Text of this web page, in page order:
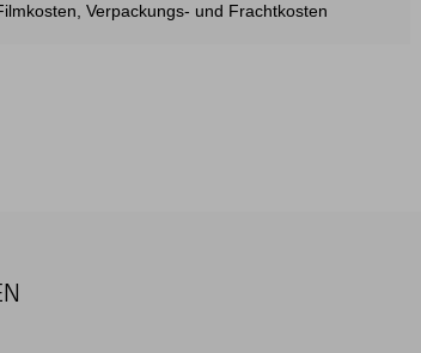
Verpackungs- und Frachtkosten